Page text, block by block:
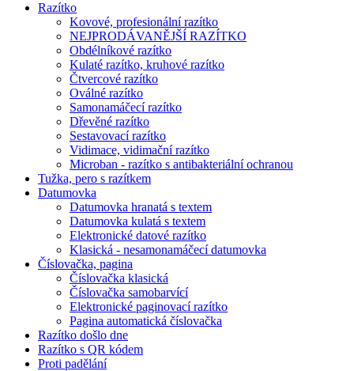
Razítko
Kovové, profesionální razítko
NEJPRODÁVANĚJŠÍ RAZÍTKO
Obdélníkové razítko
Kulaté razítko, kruhové razítko
Čtvercové razítko
Oválné razítko
Samonamáčecí razítko
Dřevěné razítko
Sestavovací razítko
Vidimace, vidimační razítko
Microban - razítko s antibakteriální ochranou
Tužka, pero s razítkem
Datumovka
Datumovka hranatá s textem
Datumovka kulatá s textem
Elektronické datové razítko
Klasická - nesamonamáčecí datumovka
Číslovačka, pagina
Číslovačka klasická
Číslovačka samobarvící
Elektronické paginovací razítko
Pagina automatická číslovačka
Razítko došlo dne
Razítko s QR kódem
Proti padělání